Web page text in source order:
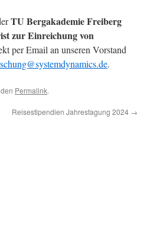
TU Bergakademie Freiberg
zur Einreichung von
per Email an unseren Vorstand
.
Permalink.
Reisestipendien Jahrestagung 2024 →